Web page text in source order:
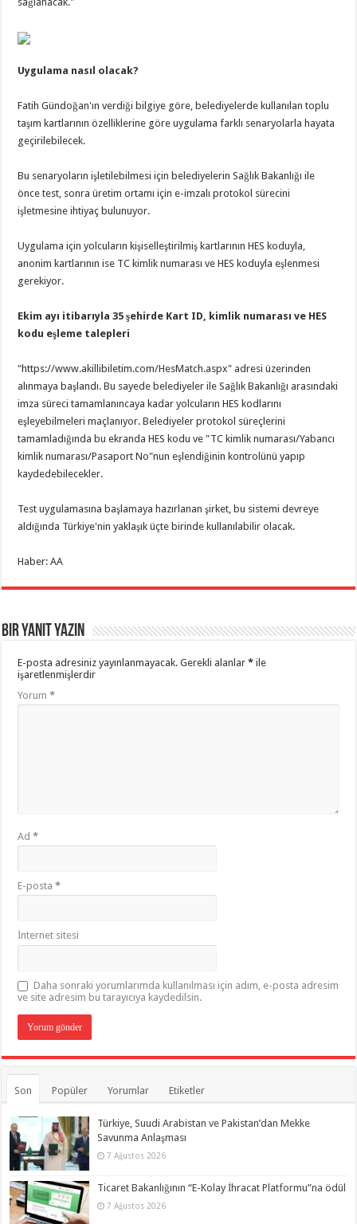
Uygulama nasıl olacak?
Fatih Gündoğan'ın verdiği bilgiye göre, belediyelerde kullanılan toplu
taşım kartlarının özelliklerine göre uygulama farklı senaryolarla hayata
geçirilebilecek.
Bu senaryoların işletilebilmesi için belediyelerin Sağlık Bakanlığı ile
önce test, sonra üretim ortamı için e-imzalı protokol sürecini
işletmesine ihtiyaç bulunuyor.
Uygulama için yolcuların kişiselleştirilmiş kartlarının HES koduyla,
anonim kartlarının ise TC kimlik numarası ve HES koduyla eşlenmesi
gerekiyor.
Ekim ayı itibarıyla 35 şehirde Kart ID, kimlik numarası ve HES
kodu eşleme talepleri
"https://www.akillibiletim.com/HesMatch.aspx" adresi üzerinden
alınmaya başlandı. Bu sayede belediyeler ile Sağlık Bakanlığı arasındaki
imza süreci tamamlanıncaya kadar yolcuların HES kodlarını
eşleyebilmeleri maçlanıyor. Belediyeler protokol süreçlerini
tamamladığında bu ekranda HES kodu ve "TC kimlik numarası/Yabancı
kimlik numarası/Pasaport No"nun eşlendiğinin kontrolünü yapıp
kaydedebilecekler.
Test uygulamasına başlamaya hazırlanan şirket, bu sistemi devreye
aldığında Türkiye'nin yaklaşık üçte birinde kullanılabilir olacak.
Haber: AA
Bir yanıt yazın
E-posta adresiniz yayınlanmayacak. Gerekli alanlar* ile
işaretlenmişlerdir
Yorum*
Ad*
E-posta*
İnternet sitesi
Daha sonraki yorumlarımda kullanılması için adım, e-posta adresim
ve site adresim bu tarayıcıya kaydedilsin.
Son Popüler Yorumlar Etiketler
Türkiye, Suudi Arabistan ve Pakistan’dan Mekke
Savunma Anlaşması
7 Ağustos 2026
Ticaret Bakanlığının “E-Kolay İhracat Platformu”na ödül
7 Ağustos 2026